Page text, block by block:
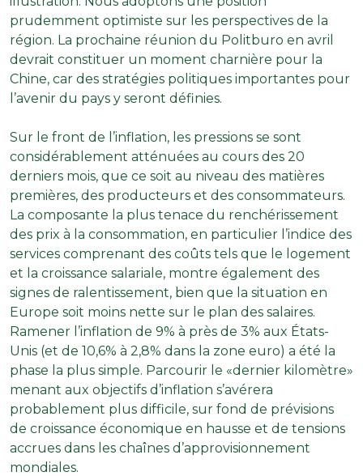
prudemment optimiste sur les perspectives de la
région. La prochaine réunion du Politburo en avril
devrait constituer un moment charnière pour la
Chine, car des stratégies politiques importantes pour
l’avenir du pays y seront définies.
Sur le front de l’inflation, les pressions se sont
considérablement atténuées au cours des 20
derniers mois, que ce soit au niveau des matières
premières, des producteurs et des consommateurs.
La composante la plus tenace du renchérissement
des prix à la consommation, en particulier l’indice des
services comprenant des coûts tels que le logement
et la croissance salariale, montre également des
signes de ralentissement, bien que la situation en
Europe soit moins nette sur le plan des salaires.
Ramener l’inflation de 9% à près de 3% aux États-
Unis (et de 10,6% à 2,8% dans la zone euro) a été la
phase la plus simple. Parcourir le «dernier kilomètre»
menant aux objectifs d’inflation s’avérera
probablement plus difficile, sur fond de prévisions
de croissance économique en hausse et de tensions
accrues dans les chaînes d’approvisionnement
mondiales.